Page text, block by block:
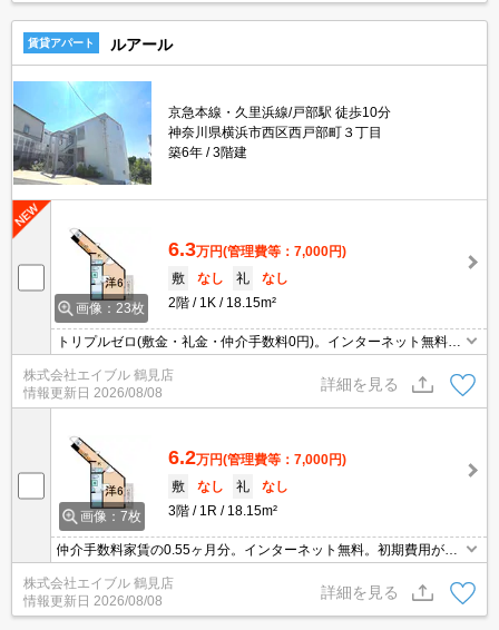
賃貸アパート ルアール
京急本線・久里浜線/戸部駅 徒歩10分
神奈川県横浜市西区西戸部町３丁目
築6年
3階建
画像：23枚
6.3万円(管理費等：7,000円)
敷
なし 礼
なし
2階
1K 18.15m²
トリプルゼロ(敷金・礼金・仲介手数料0円)。インターネット無料。
洗面化粧台付き。TVインターホン付き。フリーレント1ヶ月。引越
指定業者あり。退去時の清掃費実費。1年未満の解約時、違約金1ヶ
月分発生。
株式会社エイブル 鶴見店
情報更新日 2026/08/08
詳細を見る
画像：7枚
6.2万円(管理費等：7,000円)
敷
なし 礼
なし
3階
1R 18.15m²
仲介手数料家賃の0.55ヶ月分。インターネット無料。初期費用がお
さえられる物件。敷地内防犯カメラ設置。1年未満解約時、違約金
家賃＋管理費の１ヶ月分。引越指定業者あり。清掃費実費。フリー
レント1ヶ月。
株式会社エイブル 鶴見店
情報更新日 2026/08/08
詳細を見る